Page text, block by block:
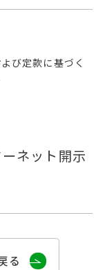
び定款に基づく
ネット開示
る